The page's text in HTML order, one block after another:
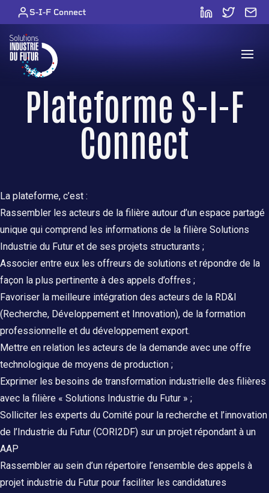
Skip to content
S-I-F Connect
Plateforme S-I-F
Connect
La plateforme, c’est :
Rassembler les acteurs de la filière autour d’un espace partagé
unique qui comprend les informations de la filière Solutions
Industrie du Futur et de ses projets structurants ;
Associer entre eux les offreurs de solutions et répondre de la
façon la plus pertinente à des appels d’offres ;
Favoriser la meilleure intégration des acteurs de la RD&I
(Recherche, Développement et Innovation), de la formation
professionnelle et du développement export.
Mettre en relation les acteurs de la demande avec une offre
technologique de moyens de production ;
Exprimer les besoins de transformation industrielle des filières
avec la filière « Solutions Industrie du Futur » ;
Solliciter les experts du Comité pour la recherche et l’innovation
de l’Industrie du Futur (CORI2DF) sur un projet répondant à un
AAP
Rassembler au sein d’un répertoire l’ensemble des appels à
projet industrie du Futur pour faciliter les candidatures